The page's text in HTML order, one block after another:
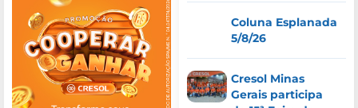
Coluna Esplanada
5/8/26
Cresol Minas
Gerais participa